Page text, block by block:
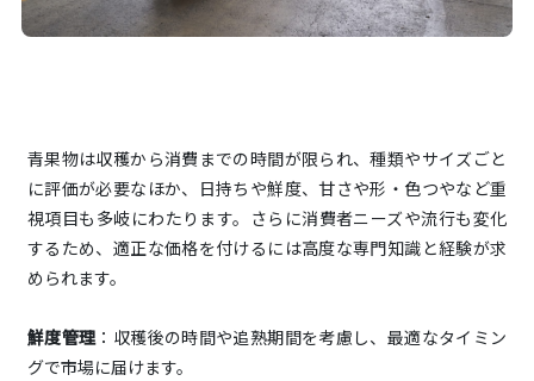
青果物は収穫から消費までの時間が限られ、種類やサイズごと
に評価が必要なほか、日持ちや鮮度、甘さや形・色つやなど重
視項目も多岐にわたります。さらに消費者ニーズや流行も変化
するため、適正な価格を付けるには高度な専門知識と経験が求
められます。
鮮度管理 ：収穫後の時間や追熟期間を考慮し、最適なタイミン
グで市場に届けます。